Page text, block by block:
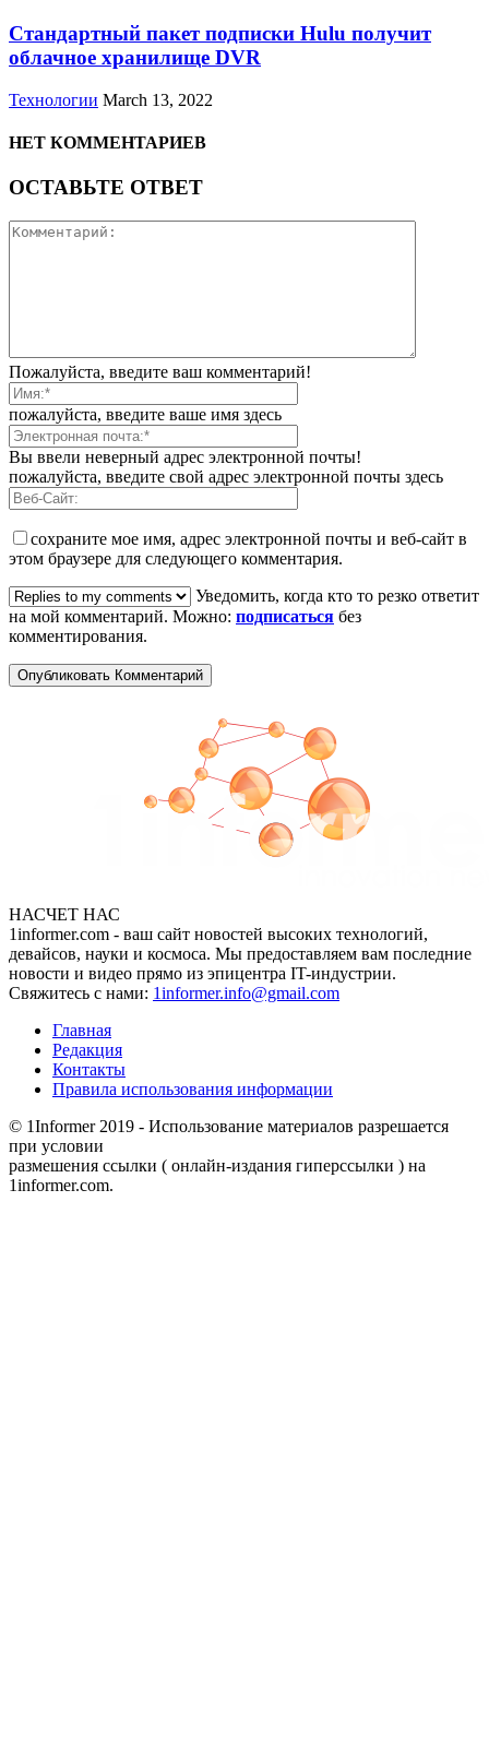
Стандартный пакет подписки Hulu получит
облачное хранилище DVR
Технологии March 13, 2022
НЕТ КОММЕНТАРИЕВ
ОСТАВЬТЕ ОТВЕТ
Пожалуйста, введите ваш комментарий!
пожалуйста, введите ваше имя здесь
Вы ввели неверный адрес электронной почты!
пожалуйста, введите свой адрес электронной почты здесь
сохраните мое имя, адрес электронной почты и веб-сайт в
этом браузере для следующего комментария.
Уведомить, когда кто то резко ответит
на мой комментарий. Можно: подписаться без
комментирования.
НАСЧЕТ НАС
1informer.com - ваш сайт новостей высоких технологий,
девайсов, науки и космоса. Мы предоставляем вам последние
новости и видео прямо из эпицентра IT-индустрии.
Свяжитесь с нами: 1informer.info@gmail.com
Главная
Редакция
Контакты
Правила использования информации
© 1Informer 2019 - Использование материалов разрешается
при условии
размешения ссылки ( онлайн-издания гиперссылки ) на
1informer.com.